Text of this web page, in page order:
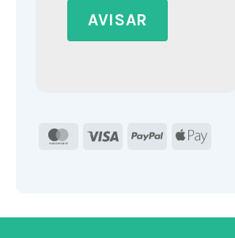
MasterCard
Visa PayPal Apple